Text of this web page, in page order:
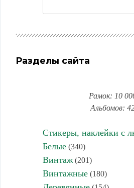
Разделы сайта
Рамок: 10
Альбомов:
Стикеры, наклейки с
Белые(340)
Винтаж(201)
Винтажные(180)